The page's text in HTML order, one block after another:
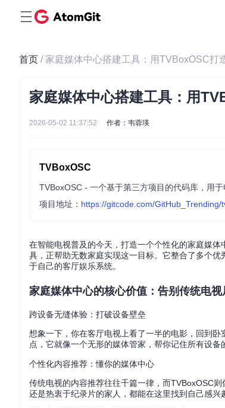
首页 / 家庭媒体中心搭建工具：用TVBoxOSC打
家庭媒体中心搭建工具：用
2026-05-02 11:37:52 作者：韦蓉瑛
TVBoxOSC
TVBoxOSC - 一个基于第三方项目的代码库，用于
项目地址： https://gitcode.com/GitHub_Trending/
在智能电视普及的今天，打造一个个性化的家庭媒
具，正帮助无数家庭实现这一目标。它整合了多个
于自己的客厅娱乐系统。
家庭媒体中心的核心价值：告别传统电视
跨设备无缝体验：打破设备壁垒
想象一下，你在客厅电视上看了一半的电影，回到
点，它就像一个无形的媒体管家，帮你记住所有设备
个性化内容推荐：懂你的媒体中心
传统电视的内容推荐往往千篇一律，而TVBoxOSC
还是热衷于纪录片的家人，都能在这里找到自己感兴